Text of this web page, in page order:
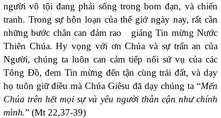
người vô tội đang phải sống trong bom đạn, và chiến
tranh. Trong sự hỗn loạn của thế giớ ngày nay, rất cần
những bước chân can đảm rao giảng Tin mừng Nước
Thiên Chúa. Hy vọng với ơn Chúa và sự trấn an của
Người, chúng ta luôn can cảm tiếp nối sứ vụ của các
Tông Đồ, đem Tin mừng đến tận cùng trái đất, và dạy
họ tuôn giữ điều mà Chúa Giêsu đã dạy chúng ta “Mến
Chúa trên hết mọi sự và yêu người thân cận như chính
mình.” (Mt 22,37-39)